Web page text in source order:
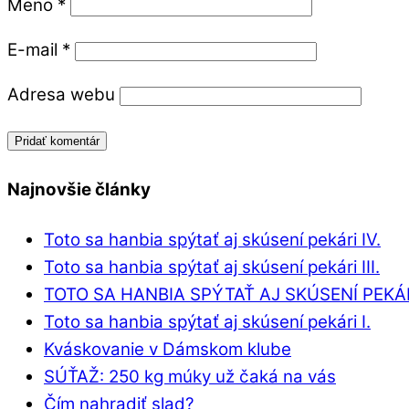
Meno *
E-mail *
Adresa webu
Najnovšie články
Toto sa hanbia spýtať aj skúsení pekári IV.
Toto sa hanbia spýtať aj skúsení pekári III.
TOTO SA HANBIA SPÝTAŤ AJ SKÚSENÍ
Toto sa hanbia spýtať aj skúsení pekári I.
Kváskovanie v Dámskom klube
SÚŤAŽ: 250 kg múky už čaká na vás
Čím nahradiť slad?